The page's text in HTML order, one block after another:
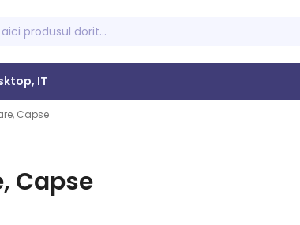
IT
Capse
Capse